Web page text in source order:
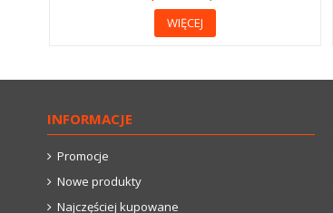
WIĘCEJ
INFORMACJE
Promocje
Nowe produkty
Najczęściej kupowane